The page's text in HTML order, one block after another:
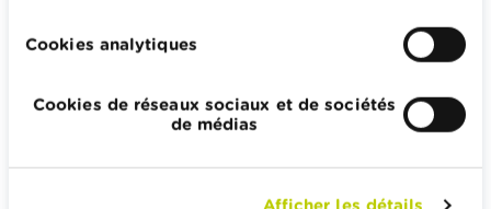
Cookies analytiques
Cookies de réseaux sociaux et de sociétés
de médias
Wikifin.be veut vous aider dans vos décisions financières. Il
met gratuitement à votre disposition une information